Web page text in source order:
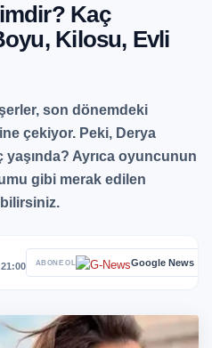
Kaç
Kilosu, Evli
son dönemdeki
çekiyor. Peki, Derya
Ayrıca oyuncunun
gibi merak edilen
ABONE OL Google News